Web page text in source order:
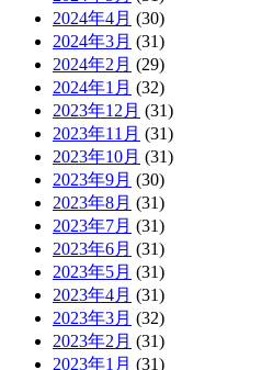
2024年4月 (30)
2024年3月 (31)
2024年2月 (29)
2024年1月 (32)
2023年12月 (31)
2023年11月 (31)
2023年10月 (31)
2023年9月 (30)
2023年8月 (31)
2023年7月 (31)
2023年6月 (31)
2023年5月 (31)
2023年4月 (31)
2023年3月 (32)
2023年2月 (31)
2023年1月 (31)